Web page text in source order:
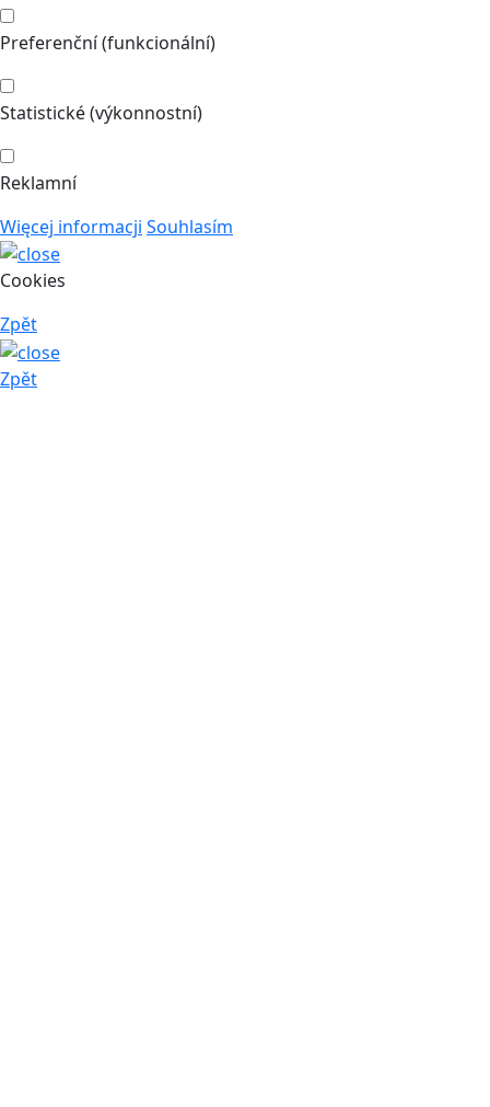
Preferenční (funkcionální)
Statistické (výkonnostní)
Reklamní
Więcej informacji Souhlasím
Cookies
Zpět
Zpět